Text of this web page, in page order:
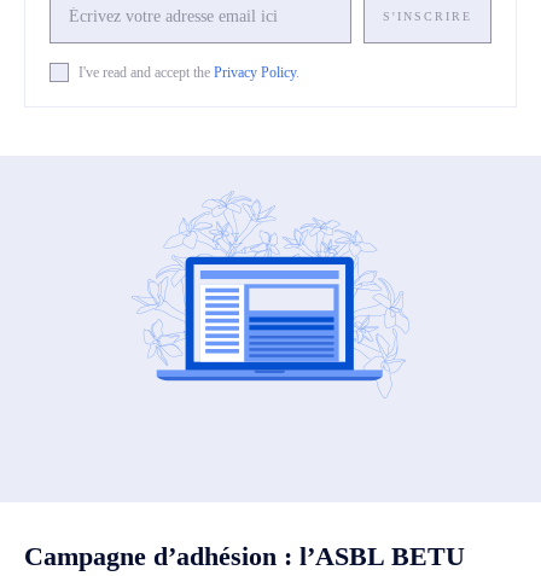
S'INSCRIRE
I've read and accept the Privacy Policy.
Campagne d’adhésion : l’ASBL BETU